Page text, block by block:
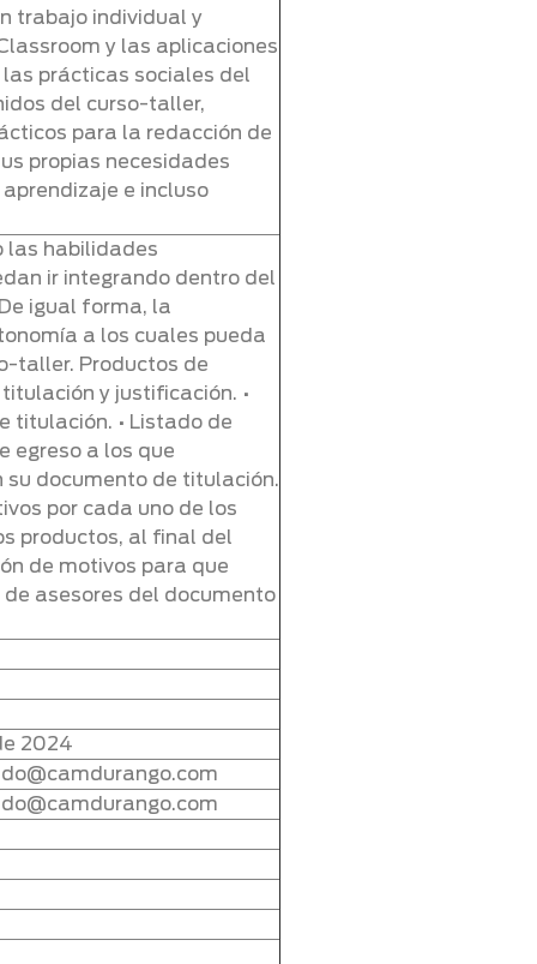
trabajo individual y
y las aplicaciones
prácticas sociales del
del curso-taller,
para la redacción de
propias necesidades
e incluso
las habilidades
ir integrando dentro del
igual forma, la
a los cuales pueda
taller. Productos de
y justificación. •
titulación. • Listado de
egreso a los que
documento de titulación.
por cada uno de los
productos, al final del
de motivos para que
asesores del documento
2024